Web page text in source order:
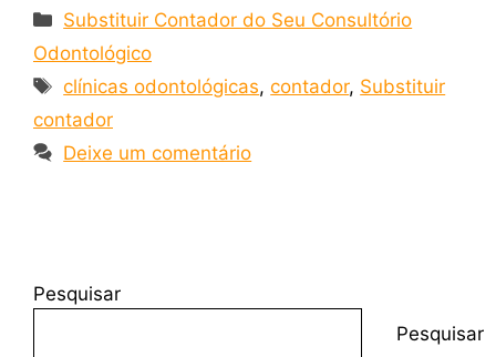
Substituir Contador do Seu Consultório
Odontológico
clínicas odontológicas,contador, Substituir
contador
Deixe um comentário
Pesquisar
Pesquisar